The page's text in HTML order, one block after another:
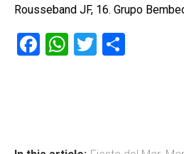
Rousseband JF, 16. Grupo
F
W T